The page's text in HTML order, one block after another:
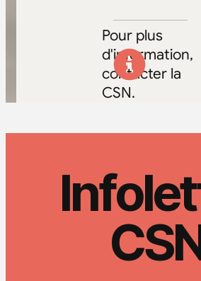
Pour plus
d'information,
contacter la
CSN.